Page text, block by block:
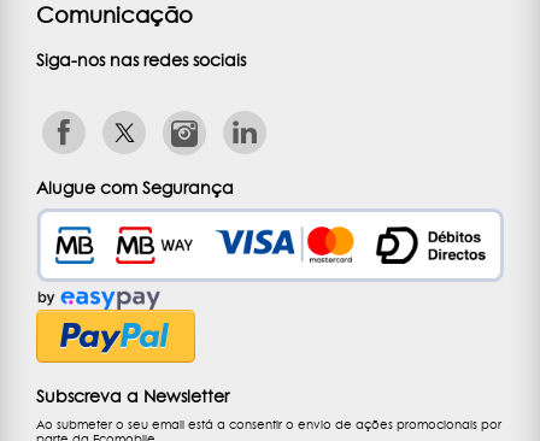
Comunicação
Siga-nos nas redes sociais
Alugue com Segurança
Subscreva a Newsletter
Ao submeter o seu email está a consentir o envio de ações promocionais por